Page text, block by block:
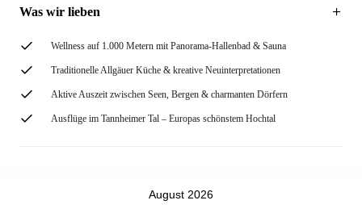
Was wir lieben
Wellness auf 1.000 Metern mit Panorama-Hallenbad & Sauna
Traditionelle Allgäuer Küche & kreative Neuinterpretationen
Aktive Auszeit zwischen Seen, Bergen & charmanten Dörfern
Ausflüge im Tannheimer Tal – Europas schönstem Hochtal
August 2026